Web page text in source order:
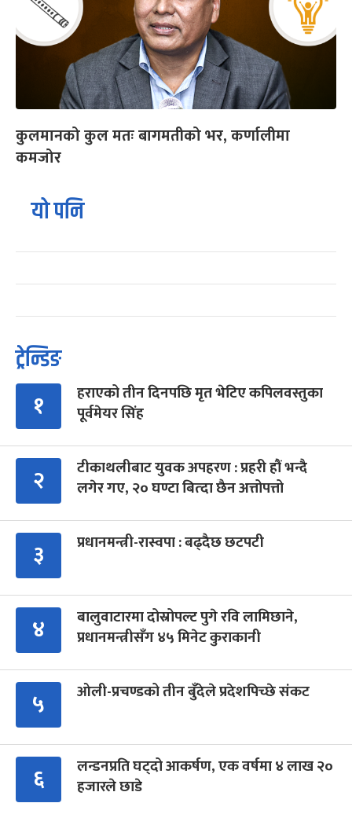
कुलमानको कुल मतः बागमतीको भर, कर्णालीमा
कमजोर
यो पनि
ट्रेन्डिङ
१
हराएको तीन दिनपछि मृत भेटिए कपिलवस्तुका
पूर्वमेयर सिंह
२
टीकाथलीबाट युवक अपहरण : प्रहरी हौं भन्दै
लगेर गए, २० घण्टा बित्दा छैन अत्तोपत्तो
३ प्रधानमन्त्री-रास्वपा : बढ्दैछ छटपटी
४
बालुवाटारमा दोस्रोपल्ट पुगे रवि लामिछाने,
प्रधानमन्त्रीसँग ४५ मिनेट कुराकानी
५ ओली-प्रचण्डको तीन बुँदेले प्रदेशपिच्छे संकट
६
लन्डनप्रति घट्दो आकर्षण, एक वर्षमा ४ लाख २०
हजारले छाडे